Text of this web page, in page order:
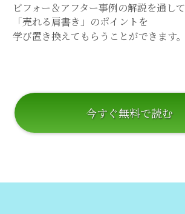
ビフォー＆アフター事例の解説を通して
「売れる肩書き」のポイントを
学び置き換えてもらうことができます。
今すぐ無料で読む